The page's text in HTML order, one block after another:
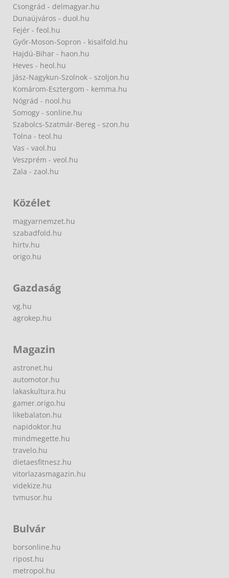
Csongrád - delmagyar.hu
Dunaújváros - duol.hu
Fejér - feol.hu
Győr-Moson-Sopron - kisalfold.hu
Hajdú-Bihar - haon.hu
Heves - heol.hu
Jász-Nagykun-Szolnok - szoljon.hu
Komárom-Esztergom - kemma.hu
Nógrád - nool.hu
Somogy - sonline.hu
Szabolcs-Szatmár-Bereg - szon.hu
Tolna - teol.hu
Vas - vaol.hu
Veszprém - veol.hu
Zala - zaol.hu
Közélet
magyarnemzet.hu
szabadfold.hu
hirtv.hu
origo.hu
Gazdaság
vg.hu
agrokep.hu
Magazin
astronet.hu
automotor.hu
lakaskultura.hu
gamer.origo.hu
likebalaton.hu
napidoktor.hu
mindmegette.hu
travelo.hu
dietaesfitnesz.hu
vitorlazasmagazin.hu
videkize.hu
tvmusor.hu
Bulvár
borsonline.hu
ripost.hu
metropol.hu